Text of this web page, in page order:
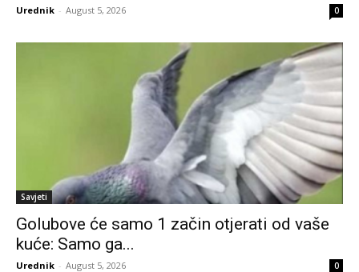
Urednik - August 5, 2026 0
Savjeti
Golubove će samo 1 začin otjerati od vaše
kuće: Samo ga...
Urednik - August 5, 2026 0